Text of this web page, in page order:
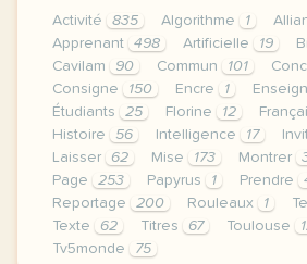
Activité 835 Algorithme 1
Apprenant
498 Artificielle 19
Cavilam
90 Commun 101
Consigne
150 Encre 1
Étudiants
25 Florine 12
Histoire
56 Intelligence 17
Laisser
62 Mise 173 Montrer
Page
253 Papyrus 1 Prendre
Reportage
200 Rouleaux 1
Texte
62 Titres 67 Toulouse
Tv5monde
75